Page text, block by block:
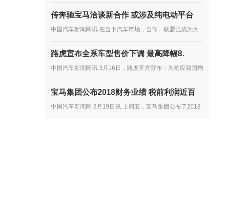
全国消协组织受理汽车产品投诉情况分析》。 按分析报告
显示，2018年全国...
传奔驰宝马洽谈新合作 或涉及纯电动平台
中国汽车新闻网讯 在当下汽车市场，合作、联盟已成为大
年前，雷诺、日产、三菱就达成了联盟合作协议，大众向其
他车企...
路虎宣布全系车型售价下调 最高降幅8.
中国汽车新闻网讯 3月16日，路虎官方宣布：为响应我国增
费者，路虎提前下调在华销售的路虎品牌全系车型厂商建议
零售价...
宝马集团公布2018财务业绩 税前利润近百
中国汽车新闻网 3月19日讯 上周五，宝马集团公布了2018